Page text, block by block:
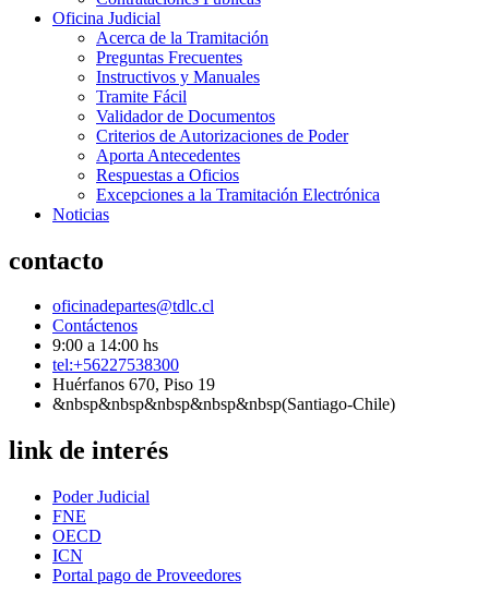
Oficina Judicial
Acerca de la Tramitación
Preguntas Frecuentes
Instructivos y Manuales
Tramite Fácil
Validador de Documentos
Criterios de Autorizaciones de Poder
Aporta Antecedentes
Respuestas a Oficios
Excepciones a la Tramitación Electrónica
Noticias
contacto
oficinadepartes@tdlc.cl
Contáctenos
9:00 a 14:00 hs
tel:+56227538300
Huérfanos 670, Piso 19
&nbsp&nbsp&nbsp&nbsp&nbsp(Santiago-Chile)
link de interés
Poder Judicial
FNE
OECD
ICN
Portal pago de Proveedores